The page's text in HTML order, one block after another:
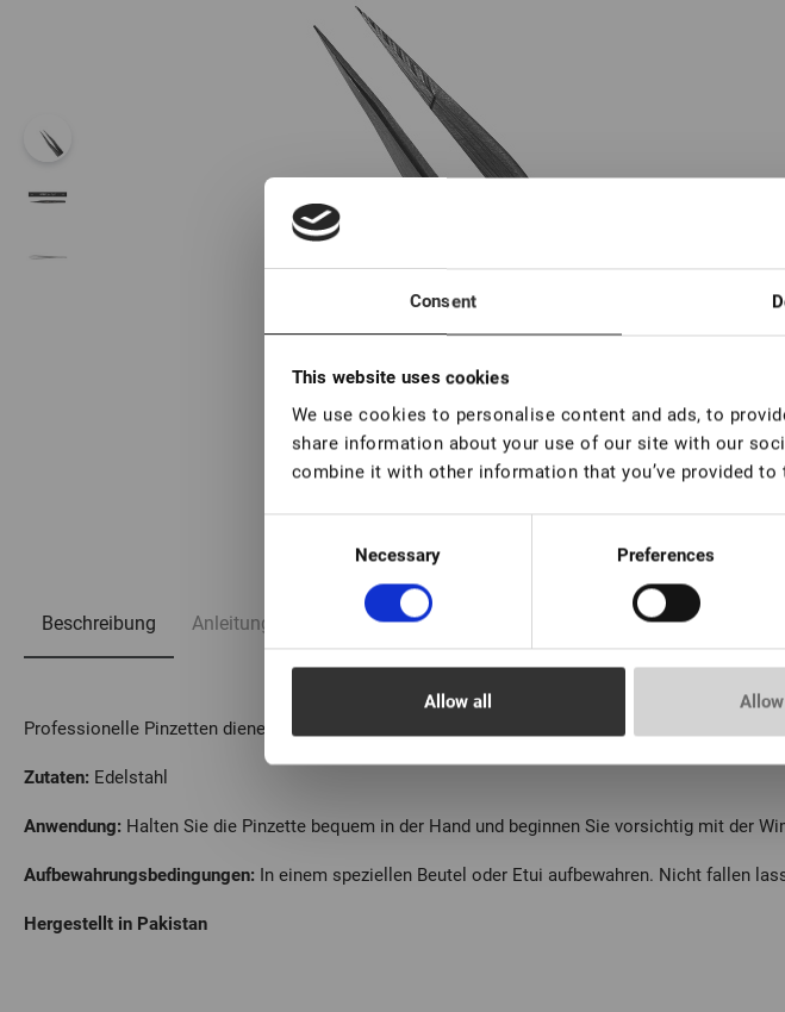
Consent
This website uses cookies
We use cookies to personalise content and ads, to
share information about your use of our site with our
combine it with other information that you’ve provided
Necessary Preferences
Allow all
1/3
Beschreibung Anleitung
Professionelle Pinzetten dienen zum Trennen von Wimpern.
Zutaten: Edelstahl
Anwendung: Halten Sie die Pinzette bequem in der Hand und beginnen Sie vorsichtig mit der
Aufbewahrungsbedingungen: In einem speziellen Beutel oder Etui aufbewahren. Nicht fallen
Hergestellt in Pakistan